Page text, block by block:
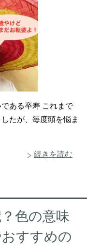
ある卒寿 これまで
たが、毎度頭を悩ま
続きを読む
色の意味
すすめの